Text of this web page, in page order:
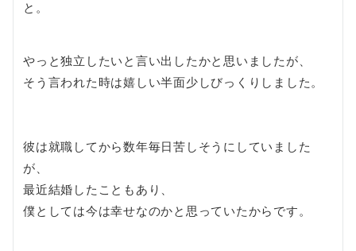
と。
やっと独立したいと言い出したかと思いましたが、
そう言われた時は嬉しい半面少しびっくりしました。
彼は就職してから数年毎日苦しそうにしていました
が、
最近結婚したこともあり、
僕としては今は幸せなのかと思っていたからです。